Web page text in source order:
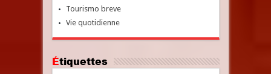
Tourismo breve
Vie quotidienne
Étiquettes